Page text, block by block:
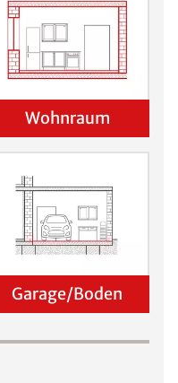
Wohnraum
Garage/Boden